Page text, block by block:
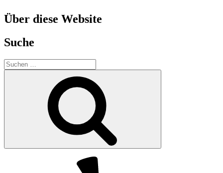
Über diese Website
Suche
Suche
nach: